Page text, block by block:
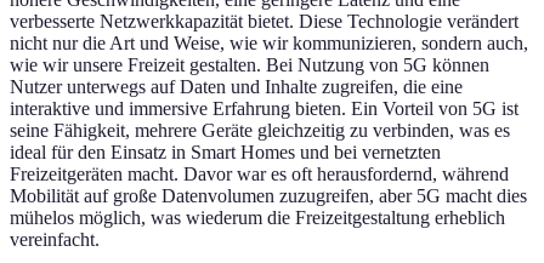
verbesserte Netzwerkkapazität bietet. Diese Technologie verändert
nicht nur die Art und Weise, wie wir kommunizieren, sondern auch,
wie wir unsere Freizeit gestalten. Bei Nutzung von 5G können
Nutzer unterwegs auf Daten und Inhalte zugreifen, die eine
interaktive und immersive Erfahrung bieten. Ein Vorteil von 5G ist
seine Fähigkeit, mehrere Geräte gleichzeitig zu verbinden, was es
ideal für den Einsatz in Smart Homes und bei vernetzten
Freizeitgeräten macht. Davor war es oft herausfordernd, während
Mobilität auf große Datenvolumen zuzugreifen, aber 5G macht dies
mühelos möglich, was wiederum die Freizeitgestaltung erheblich
vereinfacht.